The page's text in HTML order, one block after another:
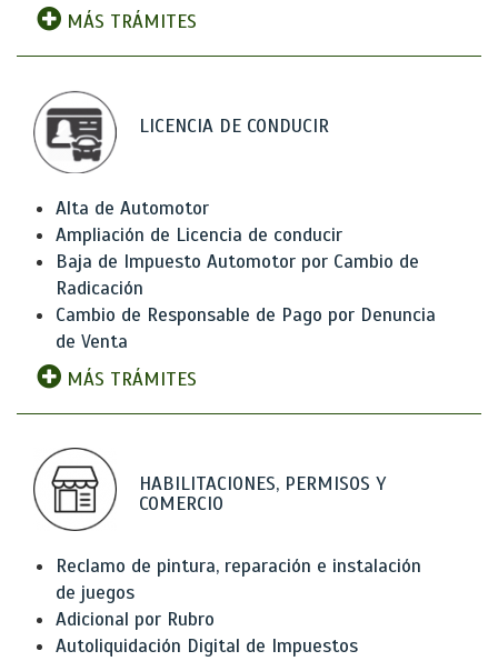
MÁS TRÁMITES
LICENCIA DE CONDUCIR
Alta de Automotor
Ampliación de Licencia de conducir
Baja de Impuesto Automotor por Cambio de
Radicación
Cambio de Responsable de Pago por Denuncia
de Venta
MÁS TRÁMITES
HABILITACIONES, PERMISOS Y
COMERCIO
Reclamo de pintura, reparación e instalación
de juegos
Adicional por Rubro
Autoliquidación Digital de Impuestos